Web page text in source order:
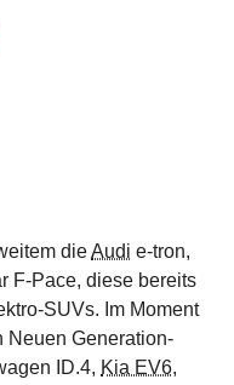
dieAudi e-tron,
F-Pace, diese bereits
SUVs. Im Moment
Neuen Generation-
ID.4, Kia EV6,